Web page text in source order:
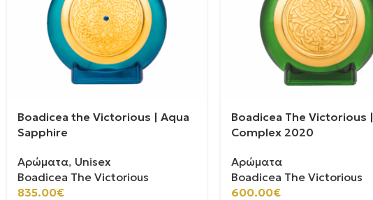
Boadicea the Victorious | Aqua
Sapphire
Αρώματα, Unisex
Boadicea The Victorious
835.00€
Boadicea The Victorious |
Complex 2020
Αρώματα
Boadicea The Victorious
600.00€